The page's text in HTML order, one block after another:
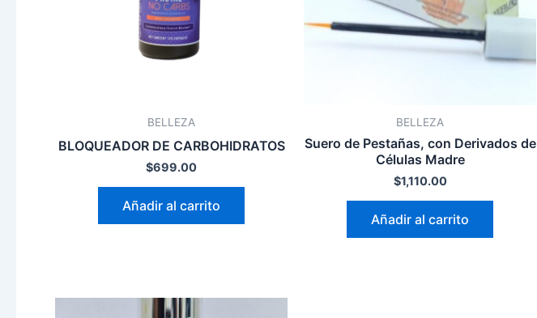
BELLEZA
BLOQUEADOR DE CARBOHIDRATOS
$699.00
Añadir al carrito
BELLEZA
Suero de Pestañas, con Derivados de
Células Madre
$1,110.00
Añadir al carrito